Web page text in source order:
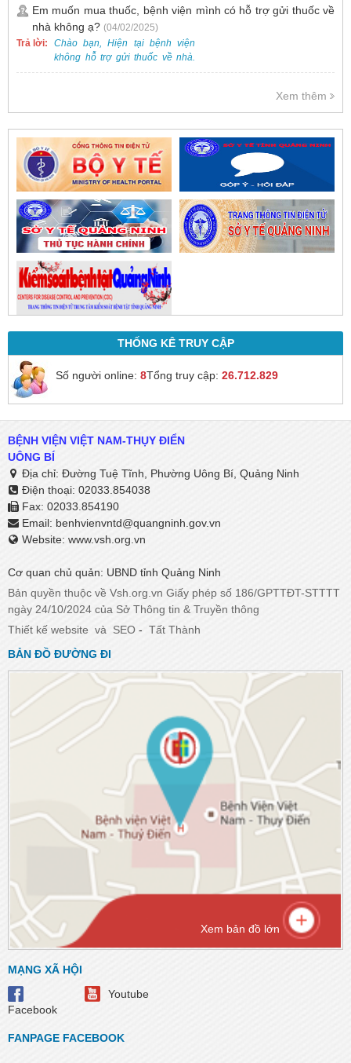
là một kỹ thuật ít xâm lấn, an toàn
và phổ biến.
Em muốn mua thuốc, bệnh viện mình có hỗ trợ gửi thuốc về
nhà không ạ? (04/02/2025)
Trả lời:
Chào bạn, Hiện tại bệnh viện
không hỗ trợ gửi thuốc về nhà.
Việc cấp phát thuốc tại bệnh viện
trực tiếp.
Xem thêm
THỐNG KÊ TRUY CẬP
Số người online: 8Tổng truy cập: 26.712.829
BỆNH VIỆN VIỆT NAM-THỤY ĐIỂN
UÔNG BÍ
Địa chỉ: Đường Tuệ Tĩnh, Phường Uông Bí, Quảng Ninh
Điện thoại: 02033.854038
Fax: 02033.854190
Email: benhvienvntd@quangninh.gov.vn​​​​​​​
Website: www.vsh.org.vn
Cơ quan chủ quản: UBND tỉnh Quảng Ninh
Bản quyền thuộc về Vsh.org.vn Giấy phép số 186/GPTTĐT-STTTT
ngày 24/10/2024 của Sở Thông tin & Truyền thông
Thiết kế website và SEO - Tất Thành
BẢN ĐỒ ĐƯỜNG ĐI
Xem bản đồ lớn
MẠNG XÃ HỘI
Facebook
Youtube
FANPAGE FACEBOOK